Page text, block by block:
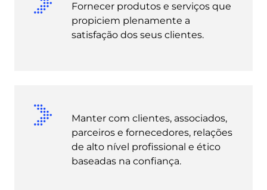
Fornecer produtos e serviços que
propiciem plenamente a
satisfação dos seus clientes.
Manter com clientes, associados,
parceiros e fornecedores, relações
de alto nível profissional e ético
baseadas na confiança.